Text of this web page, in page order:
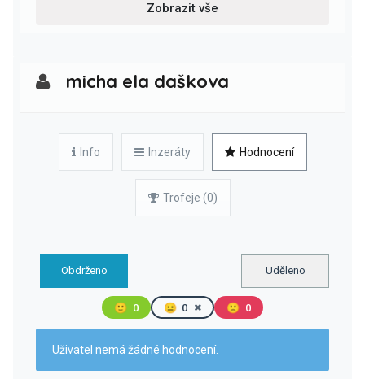
Zobrazit vše
micha ela daškova
Info Inzeráty Hodnocení
Trofeje (0)
Obdrženo Uděleno
🙂 0 😐 0 🙁 0
Uživatel nemá žádné hodnocení.